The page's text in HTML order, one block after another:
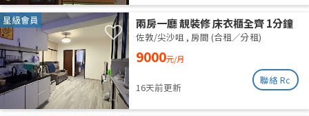
星級會員
兩房一廳 靚裝修 床衣櫃全齊 1分鐘
柯士甸站 5分鐘佐敦站
佐敦/尖沙咀 , 房間 (合租／分租)
9000元/月
16天前更新
聯絡 Rc